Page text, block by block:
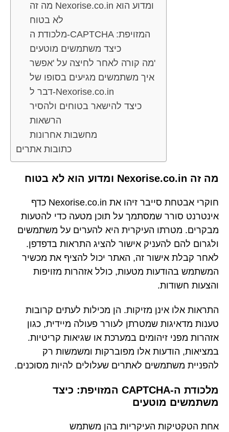
מה זה Nexorise.co.in ומדוע הוא
לא בטוח
מלכודת ה-CAPTCHA המזויפת:
כיצד משתמשים מוטעים
מה קורה לאחר לחיצה על 'אפשר'
איך משתמשים מגיעים בסופו של
דבר ל-Nexorise.co.in
כיצד להישאר בטוחים ולהסיר
הרשאות
מחשבות אחרונות
כתובות אתרים
מה זה Nexorise.co.in ומדוע הוא לא בטוח
חוקרי אבטחת סייבר זיהו את Nexorise.co.in כדף
אינטרנט סורר שמסתמך על תוכן מטעה כדי להטעות
מבקרים. מטרתו העיקרית היא להערים על משתמשים
ולגרום להם להעניק אישור להציג התראות בדפדפן.
לאחר קבלת אישור זה, האתר יכול להציף את מכשיר
המשתמש בהודעות מטעות, כולל אזהרות מזויפות
והצעות חשודות.
התראות אלו אינן מזיקות. הן מכילות לעתים קרובות
טענות מדאיגות שמטרתן לעורר פעולה מיידית, כגון
אזהרות מפני זיהומים במערכת או שגיאות קריטיות.
במציאות, הודעות אלו מפוברקות ומשמשות רק
להפניית משתמשים לאתרים שעלולים להיות מסוכנים.
מלכודת ה-CAPTCHA המזויפת: כיצד
משתמשים מוטעים
אחת הטקטיקות העיקריות בהן משתמש